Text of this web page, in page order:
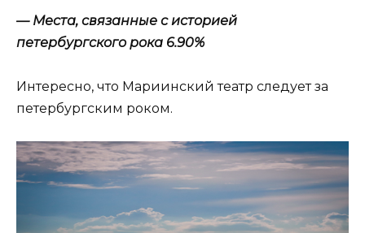
— Места, связанные с историей
петербургского рока 6.90%
Интересно, что Мариинский театр следует за
петербургским роком.